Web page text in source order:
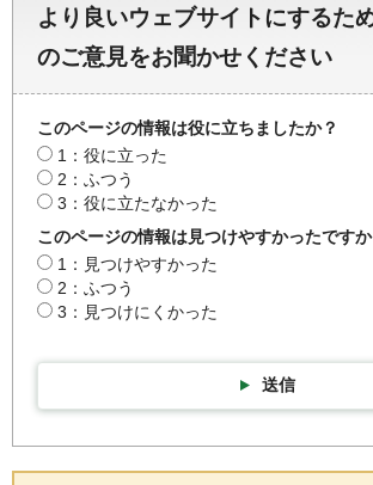
より良いウェブサイトにするた
のご意見をお聞かせください
このページの情報は役に立ちましたか？
1：役に立った
2：ふつう
3：役に立たなかった
このページの情報は見つけやすかったですか
1：見つけやすかった
2：ふつう
3：見つけにくかった
送信